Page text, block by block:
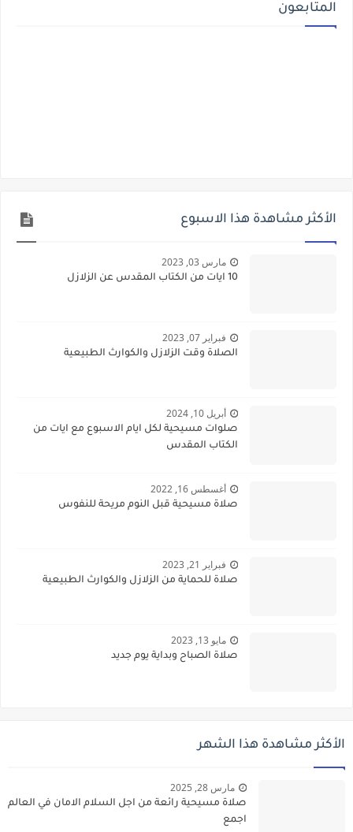
المتابعون
الأكثر مشاهدة هذا الاسبوع
مارس 03, 2023
10 ايات من الكتاب المقدس عن الزلازل
فبراير 07, 2023
الصلاة وقت الزلازل والكوارث الطبيعية
أبريل 10, 2024
صلوات مسيحية لكل ايام الاسبوع مع ايات من
الكتاب المقدس
أغسطس 16, 2022
صلاة مسيحية قبل النوم مريحة للنفوس
فبراير 21, 2023
صلاة للحماية من الزلازل والكوارث الطبيعية
مايو 13, 2023
صلاة الصباح وبداية يوم جديد
الأكثر مشاهدة هذا الشهر
مارس 28, 2025
صلاة مسيحية رائعة من اجل السلام الامان في العالم
اجمع